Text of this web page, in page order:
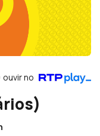
ouvir no